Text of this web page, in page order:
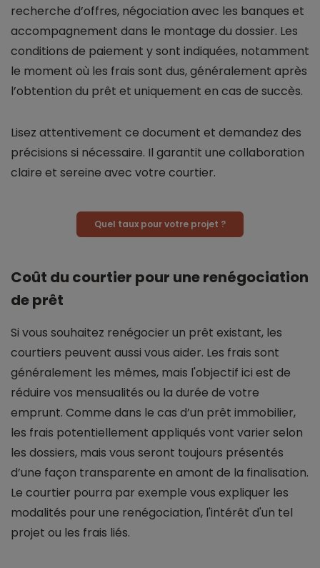
recherche d’offres, négociation avec les banques et
accompagnement dans le montage du dossier. Les
conditions de paiement y sont indiquées, notamment
le moment où les frais sont dus, généralement après
l’obtention du prêt et uniquement en cas de succès.
Lisez attentivement ce document et demandez des
précisions si nécessaire. Il garantit une collaboration
claire et sereine avec votre courtier.
Quel taux pour votre projet ?
Coût du courtier pour une renégociation
de prêt
Si vous souhaitez renégocier un prêt existant, les
courtiers peuvent aussi vous aider. Les frais sont
généralement les mêmes, mais l'objectif ici est de
réduire vos mensualités ou la durée de votre
emprunt. Comme dans le cas d’un prêt immobilier,
les frais potentiellement appliqués vont varier selon
les dossiers, mais vous seront toujours présentés
d’une façon transparente en amont de la finalisation.
Le courtier pourra par exemple vous expliquer les
modalités pour une renégociation, l'intérêt d'un tel
projet ou les frais liés.